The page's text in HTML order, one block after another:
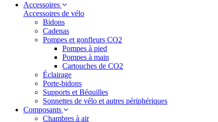
Accessoires
Accessoires de vélo
Bidons
Cadenas
Pompes et gonfleurs CO2
Pompes à pied
Pompes à main
Cartouches de CO2
Éclairage
Porte-bidons
Supports et Béquilles
Sonnettes de vélo et autres périphériques
Composants
Chambres à air